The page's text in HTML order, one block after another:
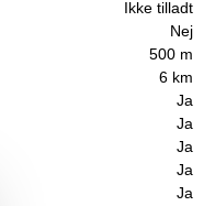
Ikke tilladt
Nej
500 m
6 km
Ja
Ja
Ja
Ja
Ja